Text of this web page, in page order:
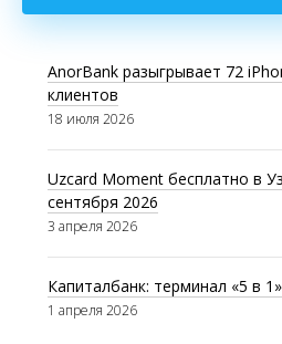
AnorBank разыгрывает 72
клиентов
18 июля 2026
Uzcard Moment бесплатно в
сентября 2026
3 апреля 2026
Капиталбанк: терминал «5 в
1 апреля 2026